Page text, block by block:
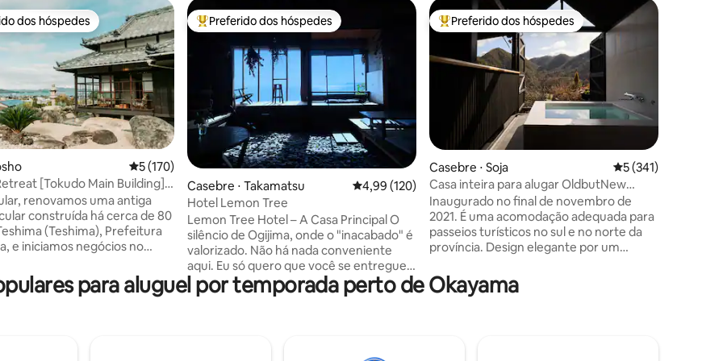
de 5, 103 avaliações
preferidos dos hóspedes
dos hóspedes
5 de uma avaliação média de 5, 170 avaliações
5 (170)
[Tokudo Main Building]
luxuoso apenas na antiga
você pode pegar o Seto Inland
renovamos uma antiga
construída há cerca de 80
(Teshima), Prefeitura
e iniciamos negócios no
em uma propriedade
do pitoresco Ishigaki,
Entre os melhores preferidos dos hóspedes
Preferido dos hóspedes
Casebre ⋅ Takamatsu 4,99 de uma avaliação média de 5, 120 avaliações
4,99 (120)
Hotel Lemon Tree
Lemon Tree Hotel – A Casa Principal O
silêncio de Ogijima, onde o "inacabado" é
valorizado. Não há nada conveniente
aqui. Eu só quero que você se entregue a
algo que estimule seus cinco sentidos.
Uma casa antiga que valoriza o
parece flutuar no mar, e você sentirá o
Entre os melhores preferidos dos hóspedes
Preferido dos hóspedes
Casebre ⋅ Soja 5 de uma avaliação
5 (341)
Casa inteira para alugar OldbutNew
Armazém, churrasqueira Xingkong,
fogueira, ambiente fresco, banho ao ar
livre, natureza, gatos, casa tradicional
Inaugurado no final de novembro de
2021. É uma acomodação adequada para
passeios turísticos no sul e no norte da
província. Design elegante por um
envolvido no design do Fuji Television
Bayshore Studio, GINZA SIX, etc.É fresco
para aluguel por temporada perto de Okayama